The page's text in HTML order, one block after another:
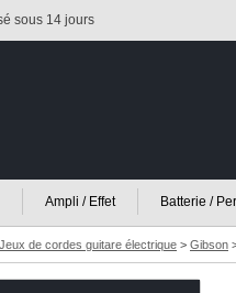
sous 14 jours
Ampli / Effet Batterie /
Jeux de cordes guitare électrique > Gibson